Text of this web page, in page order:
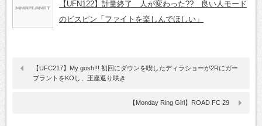
【UFN122】計量終了 人が変わった?? 良い人モード
のビスピン「ファイトを楽しんでほしい」
【UFC217】My gosh!!! 初回にダウンを喫したディラショーが2Rにガー
ブラントをKOし、王座返り咲き
【Monday Ring Girl】ROAD FC 29